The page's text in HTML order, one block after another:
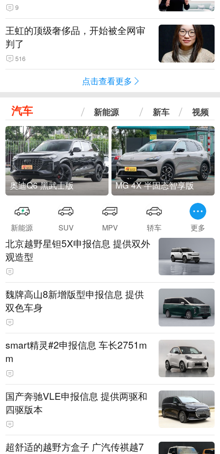
9
王虹的顶级奢侈品，开始被全网审
判了
516
点击查看更多
汽车 新能源 新车 视频
奥迪Q6 黑武士版 MG 4X 半固态智享版
新能源 SUV MPV 轿车 更多
北京越野星钽5X申报信息 提供双外
观造型
魏牌高山8新增版型申报信息 提供
双色车身
smart精灵#2申报信息 车长2751m
m
国产奔驰VLE申报信息 提供两驱和
四驱版本
超舒适的越野方盒子 广汽传祺越7